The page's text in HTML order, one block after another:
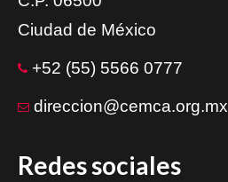
Ciudad de México
+52 (55) 5566 0777
direccion@cemca.org.mx
Redes sociales